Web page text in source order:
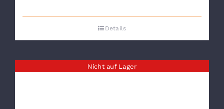
Details
Nicht auf Lager